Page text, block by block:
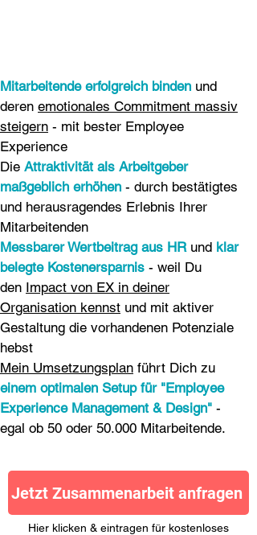
Mitarbeitende erfolgreich binden und
deren emotionales Commitment massiv
steigern - mit bester Employee
Experience
Die Attraktivität als Arbeitgeber
maßgeblich erhöhen - durch bestätigtes
und herausragendes Erlebnis Ihrer
Mitarbeitenden
Messbarer Wertbeitrag aus HRund klar
belegte Kostenersparnis - weil Du
den Impact von EX in deiner
Organisation kennst und mit aktiver
Gestaltung die vorhandenen Potenziale
hebst
Mein Umsetzungsplan führt Dich zu
einem optimalen Setup für "Employee
Experience Management & Design" -
egal ob 50 oder 50.000 Mitarbeitende.
Jetzt Zusammenarbeit anfragen
Hier klicken & eintragen für kostenloses